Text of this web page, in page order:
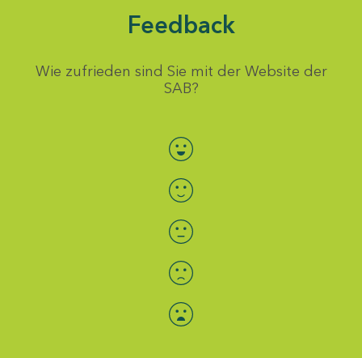
Feedback
Wie zufrieden sind Sie mit der Website der
SAB?
Bewertung auswählen